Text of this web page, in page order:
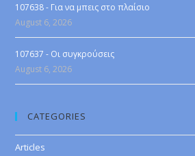
107638 - Για να μπεις στο πλαίσιο
August 6, 2026
107637 - Οι συγκρούσεις
August 6, 2026
CATEGORIES
Articles